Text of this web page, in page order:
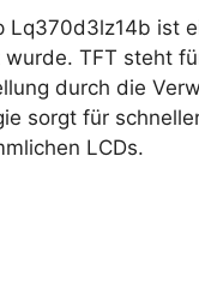
Lq370d3lz14b ist
TFT steht
durch die
sorgt für
LCDs.